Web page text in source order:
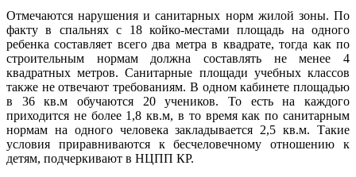
Отмечаются нарушения и санитарных норм жилой зоны. По
факту в спальнях с 18 койко-местами площадь на одного
ребенка составляет всего два метра в квадрате, тогда как по
строительным нормам должна составлять не менее 4
квадратных метров. Санитарные площади учебных классов
также не отвечают требованиям. В одном кабинете площадью
в 36 кв.м обучаются 20 учеников. То есть на каждого
приходится не более 1,8 кв.м, в то время как по санитарным
нормам на одного человека закладывается 2,5 кв.м. Такие
условия приравниваются к бесчеловечному отношению к
детям, подчеркивают в НЦПП КР.